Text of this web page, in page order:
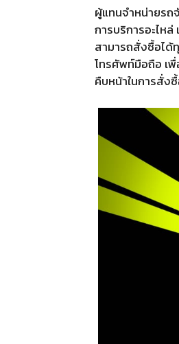
ผู้แทนจำหน่ายรถ
การบริการอะไห
สามารถสั่งซื้อได้
โทรศัพท์มือถือ เ
คืบหน้าในการสั่ง